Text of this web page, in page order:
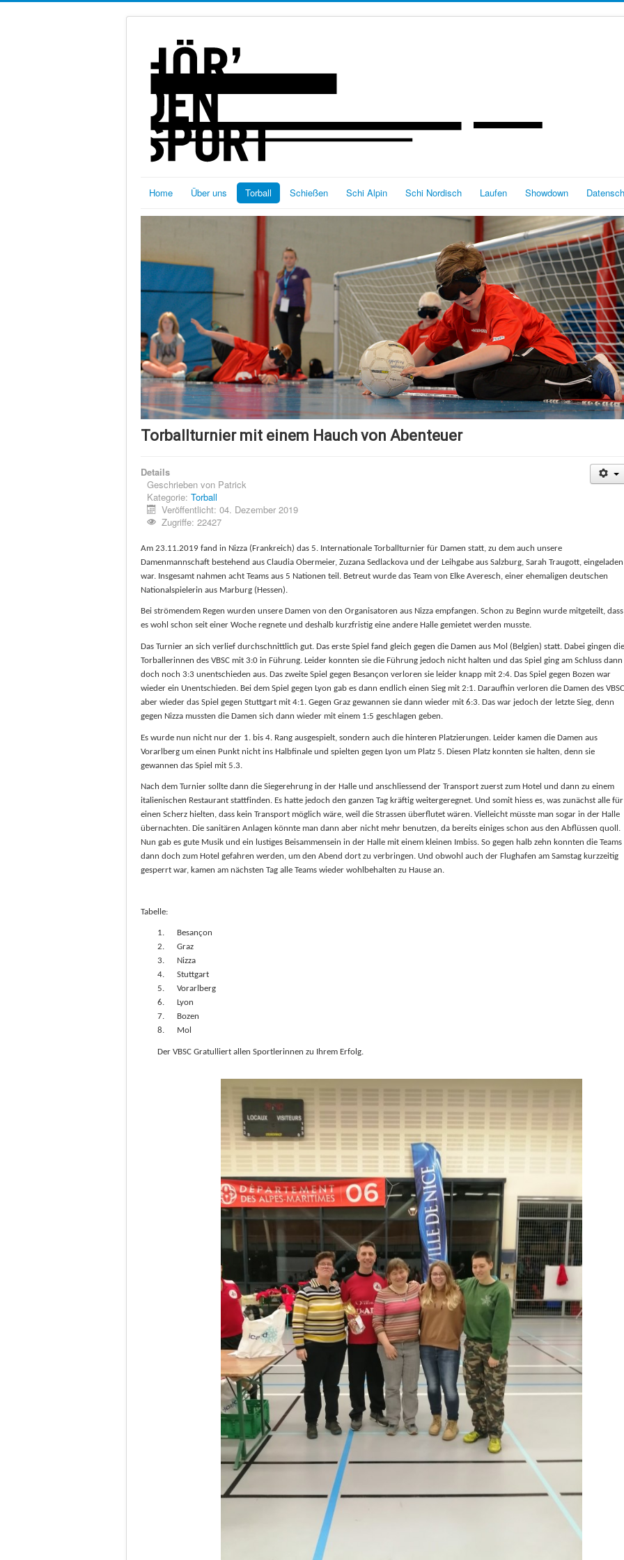
Home Über uns Torball Schießen Schi Alpin Schi Nordisch Laufen Showdown
Torballturnier mit einem Hauch von Abenteuer
Details
Geschrieben von Patrick
Kategorie: Torball
Veröffentlicht: 04. Dezember 2019
Zugriffe: 22427
Am 23.11.2019 fand in Nizza (Frankreich) das 5. Internationale Torballturnier für Damen statt, zu dem auch unsere
Damenmannschaft bestehend aus Claudia Obermeier, Zuzana Sedlackova und der Leihgabe aus Salzburg, Sarah Traugott, eingeladen
war. Insgesamt nahmen acht Teams aus 5 Nationen teil. Betreut wurde das Team von Elke Averesch, einer ehemaligen deutschen
Nationalspielerin aus Marburg (Hessen).
Bei strömendem Regen wurden unsere Damen von den Organisatoren aus Nizza empfangen. Schon zu Beginn wurde mitgeteilt, dass
es wohl schon seit einer Woche regnete und deshalb kurzfristig eine andere Halle gemietet werden musste.
Das Turnier an sich verlief durchschnittlich gut. Das erste Spiel fand gleich gegen die Damen aus Mol (Belgien) statt. Dabei gingen die
Torballerinnen des VBSC mit 3:0 in Führung. Leider konnten sie die Führung jedoch nicht halten und das Spiel ging am Schluss dann
doch noch 3:3 unentschieden aus. Das zweite Spiel gegen Besançon verloren sie leider knapp mit 2:4. Das Spiel gegen Bozen war
wieder ein Unentschieden. Bei dem Spiel gegen Lyon gab es dann endlich einen Sieg mit 2:1. Daraufhin verloren die Damen des VBSC
aber wieder das Spiel gegen Stuttgart mit 4:1. Gegen Graz gewannen sie dann wieder mit 6:3. Das war jedoch der letzte Sieg, denn
gegen Nizza mussten die Damen sich dann wieder mit einem 1:5 geschlagen geben.
Es wurde nun nicht nur der 1. bis 4. Rang ausgespielt, sondern auch die hinteren Platzierungen. Leider kamen die Damen aus
Vorarlberg um einen Punkt nicht ins Halbfinale und spielten gegen Lyon um Platz 5. Diesen Platz konnten sie halten, denn sie
gewannen das Spiel mit 5.3.
Nach dem Turnier sollte dann die Siegerehrung in der Halle und anschliessend der Transport zuerst zum Hotel und dann zu einem
italienischen Restaurant stattfinden. Es hatte jedoch den ganzen Tag kräftig weitergeregnet. Und somit hiess es, was zunächst alle für
einen Scherz hielten, dass kein Transport möglich wäre, weil die Strassen überflutet wären. Vielleicht müsste man sogar in der Halle
übernachten. Die sanitären Anlagen könnte man dann aber nicht mehr benutzen, da bereits einiges schon aus den Abflüssen quoll.
Nun gab es gute Musik und ein lustiges Beisammensein in der Halle mit einem kleinen Imbiss. So gegen halb zehn konnten die Teams
dann doch zum Hotel gefahren werden, um den Abend dort zu verbringen. Und obwohl auch der Flughafen am Samstag kurzzeitig
gesperrt war, kamen am nächsten Tag alle Teams wieder wohlbehalten zu Hause an.
Tabelle:
1.
Besançon
2.
Graz
3.
Nizza
4.
Stuttgart
5.
Vorarlberg
6.
Lyon
7.
Bozen
8.
Mol
Der VBSC Gratulliert allen Sportlerinnen zu Ihrem Erfolg.